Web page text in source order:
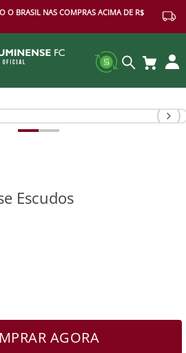
O BRASIL NAS COMPRAS ACIMA DE R$
Escudos
AGORA